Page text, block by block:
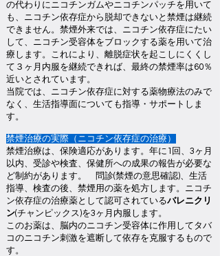
の代わりにニコチンガムやニコチンパッチを用いて
も、ニコチン依存症から脱却できないと禁煙は継続
できません。禁煙外来では、ニコチン依存症にたい
して、ニコチン受容体をブロックする薬を用いて治
療します。これにより、離脱症状を起こしにくくし
て３ヶ月内服を継続できれば、最終の禁煙率は60％
近いとされています。
当院では、ニコチン依存症に対する薬物療法のみで
なく、生活指導面についても指導・サポートしま
す。
禁煙治療の実際（ニコチン依存症の治療）
禁煙治療は、保険適応があります。年に1回、3ヶ月
以内、受診や検査、保健所への成果の報告が必要な
ど制約があります。 問診(禁煙の意思確認)、生活
指導、検査の後、禁煙用の薬を処方します。ニコチ
ン依存症の治療薬として認可されているバレニクリ
ン(チャンピックス)を3ヶ月内服します。
このお薬は、脳内のニコチン受容体に作用してタバ
コのニコチン刺激を遮断して依存を克服するもので
す。